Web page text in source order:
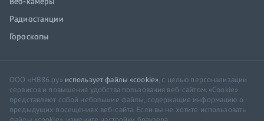
Радиостанции
Гороскопы
ООО «НВ86.ру» использует файлы «cookie», с целью персонализации
сервисов и повышения удобства пользования веб-сайтом. «Cookie»
представляют собой небольшие файлы, содержащие информацию о
предыдущих посещениях веб-сайта. Если вы не хотите использовать